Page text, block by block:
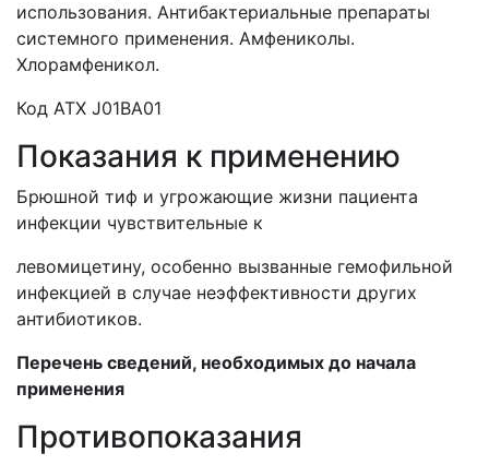
использования. Антибактериальные препараты
системного применения. Амфениколы.
Хлорамфеникол.
Код АТХ J01BA01
Показания к применению
Брюшной тиф и угрожающие жизни пациента
инфекции чувствительные к
левомицетину, особенно вызванные гемофильной
инфекцией в случае неэффективности других
антибиотиков.
Перечень сведений, необходимых до начала
применения
Противопоказания